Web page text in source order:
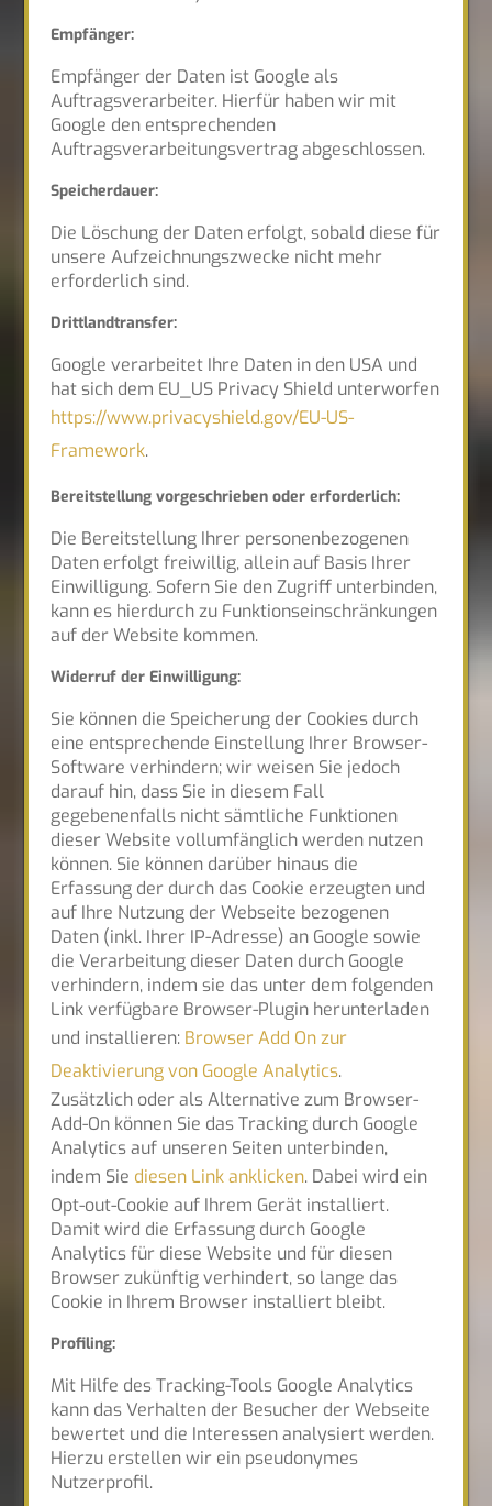
Empfänger:
Empfänger der Daten ist Google als
Auftragsverarbeiter. Hierfür haben wir mit
Google den entsprechenden
Auftragsverarbeitungsvertrag abgeschlossen.
Speicherdauer:
Die Löschung der Daten erfolgt, sobald diese für
unsere Aufzeichnungszwecke nicht mehr
erforderlich sind.
Drittlandtransfer:
Google verarbeitet Ihre Daten in den USA und
hat sich dem EU_US Privacy Shield unterworfen
https://www.privacyshield.gov/EU-US-
Framework.
Bereitstellung vorgeschrieben oder erforderlich:
Die Bereitstellung Ihrer personenbezogenen
Daten erfolgt freiwillig, allein auf Basis Ihrer
Einwilligung. Sofern Sie den Zugriff unterbinden,
kann es hierdurch zu Funktionseinschränkungen
auf der Website kommen.
Widerruf der Einwilligung:
Sie können die Speicherung der Cookies durch
eine entsprechende Einstellung Ihrer Browser-
Software verhindern; wir weisen Sie jedoch
darauf hin, dass Sie in diesem Fall
gegebenenfalls nicht sämtliche Funktionen
dieser Website vollumfänglich werden nutzen
können. Sie können darüber hinaus die
Erfassung der durch das Cookie erzeugten und
auf Ihre Nutzung der Webseite bezogenen
Daten (inkl. Ihrer IP-Adresse) an Google sowie
die Verarbeitung dieser Daten durch Google
verhindern, indem sie das unter dem folgenden
Link verfügbare Browser-Plugin herunterladen
und installieren: Browser Add On zur
Deaktivierung von Google Analytics.
Zusätzlich oder als Alternative zum Browser-
Add-On können Sie das Tracking durch Google
Analytics auf unseren Seiten unterbinden,
indem Sie diesen Link anklicken. Dabei wird ein
Opt-out-Cookie auf Ihrem Gerät installiert.
Damit wird die Erfassung durch Google
Analytics für diese Website und für diesen
Browser zukünftig verhindert, so lange das
Cookie in Ihrem Browser installiert bleibt.
Profiling:
Mit Hilfe des Tracking-Tools Google Analytics
kann das Verhalten der Besucher der Webseite
bewertet und die Interessen analysiert werden.
Hierzu erstellen wir ein pseudonymes
Nutzerprofil.